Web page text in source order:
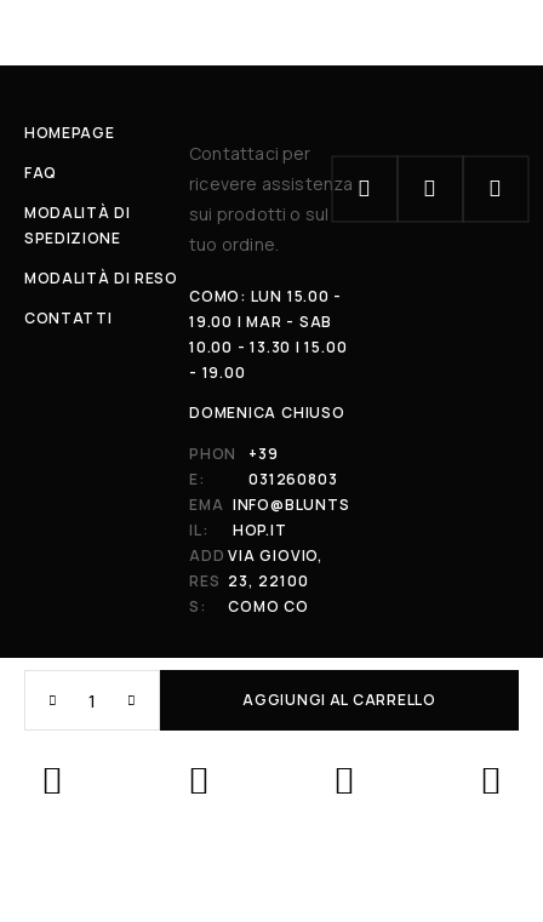
AGGIUNGI AL CARRELLO
HOMEPAGE
FAQ
MODALITÀ DI
SPEDIZIONE
MODALITÀ DI RESO
CONTATTI
Contattaci per
ricevere assistenza
sui prodotti o sul
tuo ordine.
COMO: LUN 15.00 -
19.00 | MAR - SAB
10.00 - 13.30 | 15.00
- 19.00
DOMENICA CHIUSO
PHON
E:
+39
031260803
EMA
IL:
INFO@BLUNTS
HOP.IT
ADD
RES
S:
VIA GIOVIO,
23, 22100
COMO CO
01848590038